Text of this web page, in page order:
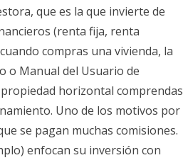
que es la que invierte de
(renta fija, renta
compras una vivienda, la
o Manual del Usuario de
horizontal comprendas
Uno de los motivos por
se pagan muchas comisiones.
enfocan su inversión con